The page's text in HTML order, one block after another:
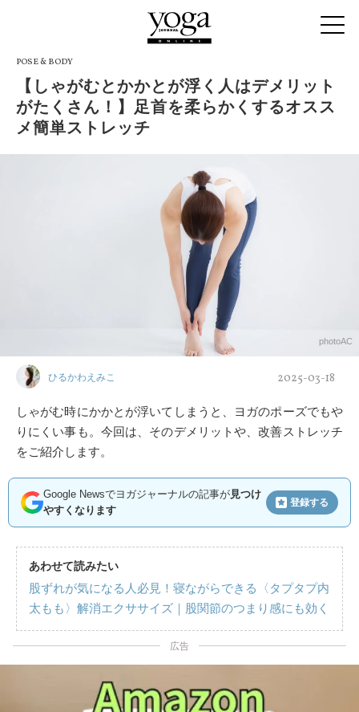
POSE & BODY
【しゃがむとかかとが浮く人はデメリット
がたくさん！】足首を柔らかくするオスス
メ簡単ストレッチ
photoAC
ひるかわえみこ 2025-03-18
しゃがむ時にかかとが浮いてしまうと、ヨガのポーズでもや
りにくい事も。今回は、そのデメリットや、改善ストレッチ
をご紹介します。
Google Newsでヨガジャーナルの記事が見つけ
やすくなります
登録する
あわせて読みたい
股ずれが気になる人必見！寝ながらできる〈タプタプ内
太もも〉解消エクササイズ｜股関節のつまり感にも効く
広告